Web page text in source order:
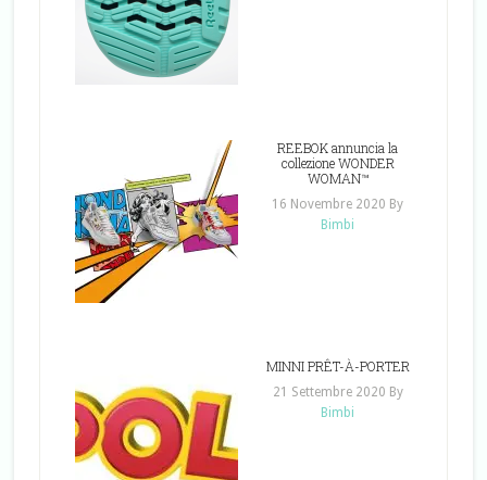
REEBOK annuncia la
collezione WONDER
WOMAN™
16 Novembre 2020 By
Bimbi
MINNI PRÊT-À-PORTER
21 Settembre 2020 By
Bimbi